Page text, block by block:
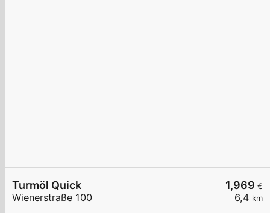
1,969 €
6,4 km
Turmöl Quick
Wienerstraße 100